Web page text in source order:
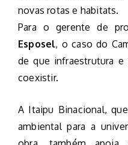
novas rotas e habitats.
Para o gerente de
Esposel, o caso do
de que infraestrutura e
coexistir.
A Itaipu Binacional,
ambiental para a